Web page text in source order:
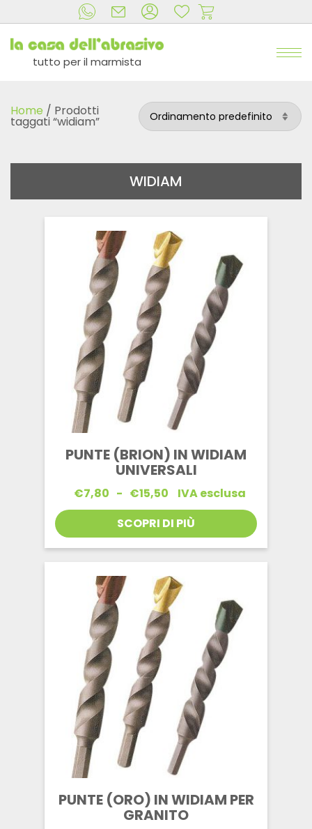
tutto per il marmista
Home / Prodotti
taggati “widiam”
WIDIAM
PUNTE (BRION) IN WIDIAM
UNIVERSALI
€7,80 - €15,50Fascia
prezzo:
da
€7,80
a
IVA esclusa
SCOPRI DI PIÙ
PUNTE (ORO) IN WIDIAM PER
GRANITO